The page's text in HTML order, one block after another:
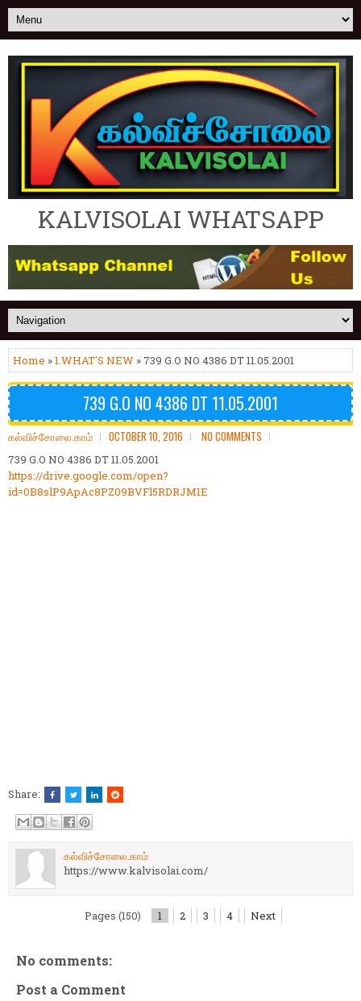
KALVISOLAI WHATSAPP
Home »1.WHAT'S NEW » 739 G.O NO 4386 DT 11.05.2001
739 G.O NO 4386 DT 11.05.2001
கல்விச்சோலை.காம் OCTOBER 10, 2016 NO COMMENTS
739 G.O NO 4386 DT 11.05.2001
https://drive.google.com/open?
id=0B8slP9ApAc8PZ09BVFl5RDRJM1E
Share:
கல்விச்சோலை.காம்
https://www.kalvisolai.com/
Pages (150) 1 2 3 4 Next
No comments:
Post a Comment